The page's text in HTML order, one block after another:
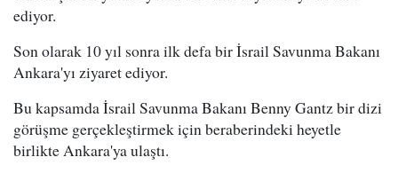
ediyor.
Son olarak 10 yıl sonra ilk defa bir İsrail Savunma Bakanı
Ankara'yı ziyaret ediyor.
Bu kapsamda İsrail Savunma Bakanı Benny Gantz bir dizi
görüşme gerçekleştirmek için beraberindeki heyetle
birlikte Ankara'ya ulaştı.